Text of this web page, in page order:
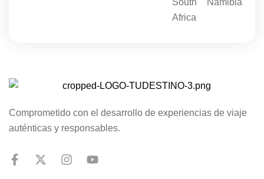
South
Africa
Namibia
Comprometido con el desarrollo de experiencias de viaje
auténticas y responsables.